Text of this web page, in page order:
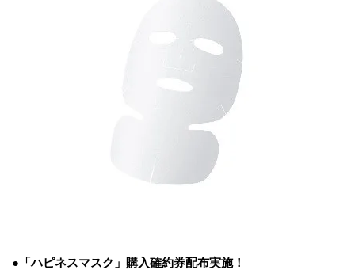
● 「ハピネスマスク」 購入確約券配布実施！